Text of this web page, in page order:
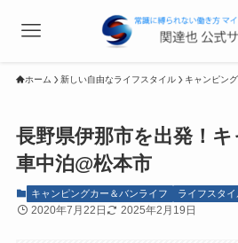
ホーム 新しい自由なライフスタイル キャンピン
長野県伊那市を出発！
車中泊@松本市
キャンピングカー＆バンライフ ライフスタ
2020年7月22日 2025年2月19日